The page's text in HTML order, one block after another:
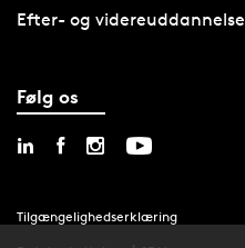
Efter- og videreuddannelse
Følg os
Tilgængelighedserklæring